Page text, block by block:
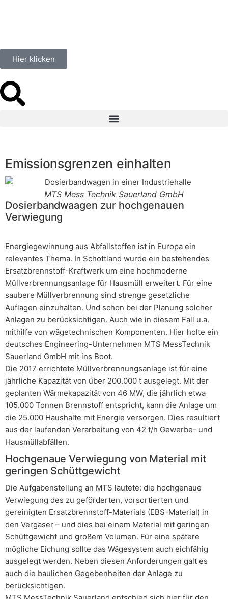
Hier klicken
Emissionsgrenzen einhalten
MTS Mess Technik Sauerland GmbH
Dosierbandwaagen zur hochgenauen
Verwiegung
Energiegewinnung aus Abfallstoffen ist in Europa ein
relevantes Thema. In Schottland wurde ein bestehendes
Ersatzbrennstoff-Kraftwerk um eine hochmoderne
Müllverbrennungsanlage für Hausmüll erweitert. Für eine
saubere Müllverbrennung sind strenge gesetzliche
Auflagen einzuhalten. Und schon bei der Planung solcher
Anlagen zu berücksichtigen. Auch wie in diesem Fall u.a.
mithilfe von wägetechnischen Komponenten. Hier holte ein
deutsches Engineering-Unternehmen MTS MessTechnik
Sauerland GmbH mit ins Boot.
Die 2017 errichtete Müllverbrennungsanlage ist für eine
jährliche Kapazität von über 200.000 t ausgelegt. Mit der
geplanten Wärmekapazität von 46 MW, die jährlich etwa
105.000 Tonnen Brennstoff entspricht, kann die Anlage um
die 25.000 Haushalte mit Energie versorgen. Dies resultiert
aus der laufenden Verarbeitung von 42 t/h Gewerbe- und
Hausmüllabfällen.
Hochgenaue Verwiegung von Material mit
geringen Schüttgewicht
Die Aufgabenstellung an MTS lautete: die hochgenaue
Verwiegung des zu geförderten, vorsortierten und
gereinigten Ersatzbrennstoff-Materials (EBS-Material) in
den Vergaser – und dies bei einem Material mit geringen
Schüttgewicht und großem Volumen. Für eine spätere
mögliche Eichung sollte das Wägesystem auch eichfähig
ausgelegt werden. Neben diesen Anforderungen galt es
auch die baulichen Gegebenheiten der Anlage zu
berücksichtigen.